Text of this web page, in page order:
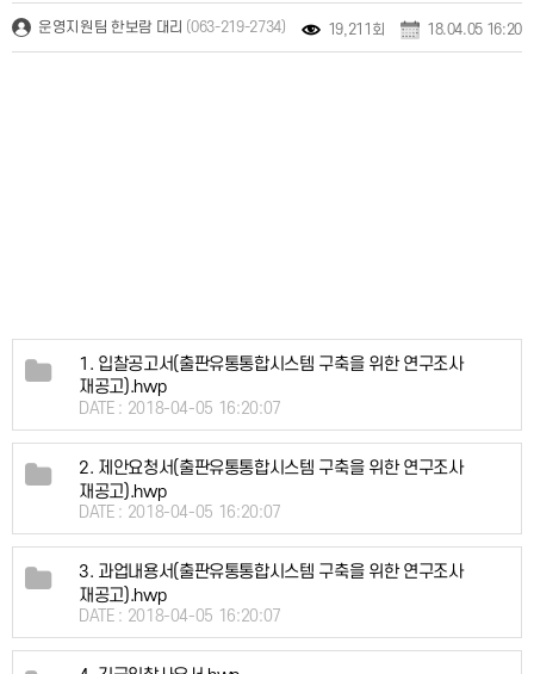
운영지원팀 한보람 대리 (063-219-2734) 19,211회 18.04.05 16:20
1. 입찰공고서(출판유통통합시스템 구축을 위한 연구조사
재공고).hwp
DATE : 2018-04-05 16:20:07
2. 제안요청서(출판유통통합시스템 구축을 위한 연구조사
재공고).hwp
DATE : 2018-04-05 16:20:07
3. 과업내용서(출판유통통합시스템 구축을 위한 연구조사
재공고).hwp
DATE : 2018-04-05 16:20:07